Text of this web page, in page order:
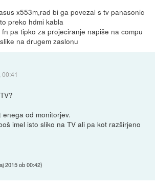
x553m,rad bi ga povezal s tv panasonic
preko hdmi kabla
pa tipko za projeciranje napiše na compu
na drugem zaslonu
00:41
od monitorjev.
imel isto sliko na TV ali pa kot razširjeno
2015 ob 00:42)